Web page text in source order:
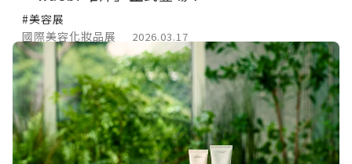
#美容展
國際美容化妝品展
2026.03.17